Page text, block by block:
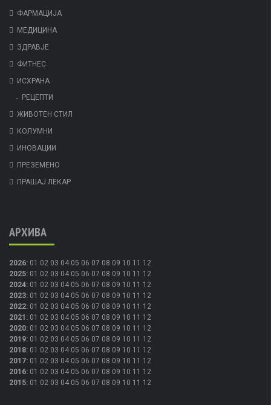
ФАРМАЦИЈА
МЕДИЦИНА
ЗДРАВЈЕ
ФИТНЕС
ИСХРАНА
РЕЦЕПТИ
ЖИВОТЕН СТИЛ
КОЛУМНИ
ИНОВАЦИИ
ПРЕЗЕМЕНО
ПРАШАЈ ЛЕКАР
АРХИВА
2026: 01 02 03 04 05 06 07 08 09 10 11 12
2025: 01 02 03 04 05 06 07 08 09 10 11 12
2024: 01 02 03 04 05 06 07 08 09 10 11 12
2023: 01 02 03 04 05 06 07 08 09 10 11 12
2022: 01 02 03 04 05 06 07 08 09 10 11 12
2021 : 01 02 03 04 05 06 07 08 09 10 11 12
2020: 01 02 03 04 05 06 07 08 09 10 11 12
2019: 01 02 03 04 05 06 07 08 09 10 11 12
2018: 01 02 03 04 05 06 07 08 09 10 11 12
2017: 01 02 03 04 05 06 07 08 09 10 11 12
2016: 01 02 03 04 05 06 07 08 09 10 11 12
2015: 01 02 03 04 05 06 07 08 09 10 11 12